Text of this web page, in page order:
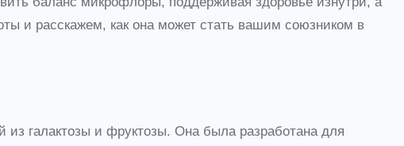
и расскажем, как она может стать вашим союзником в
галактозы и фруктозы. Она была разработана для